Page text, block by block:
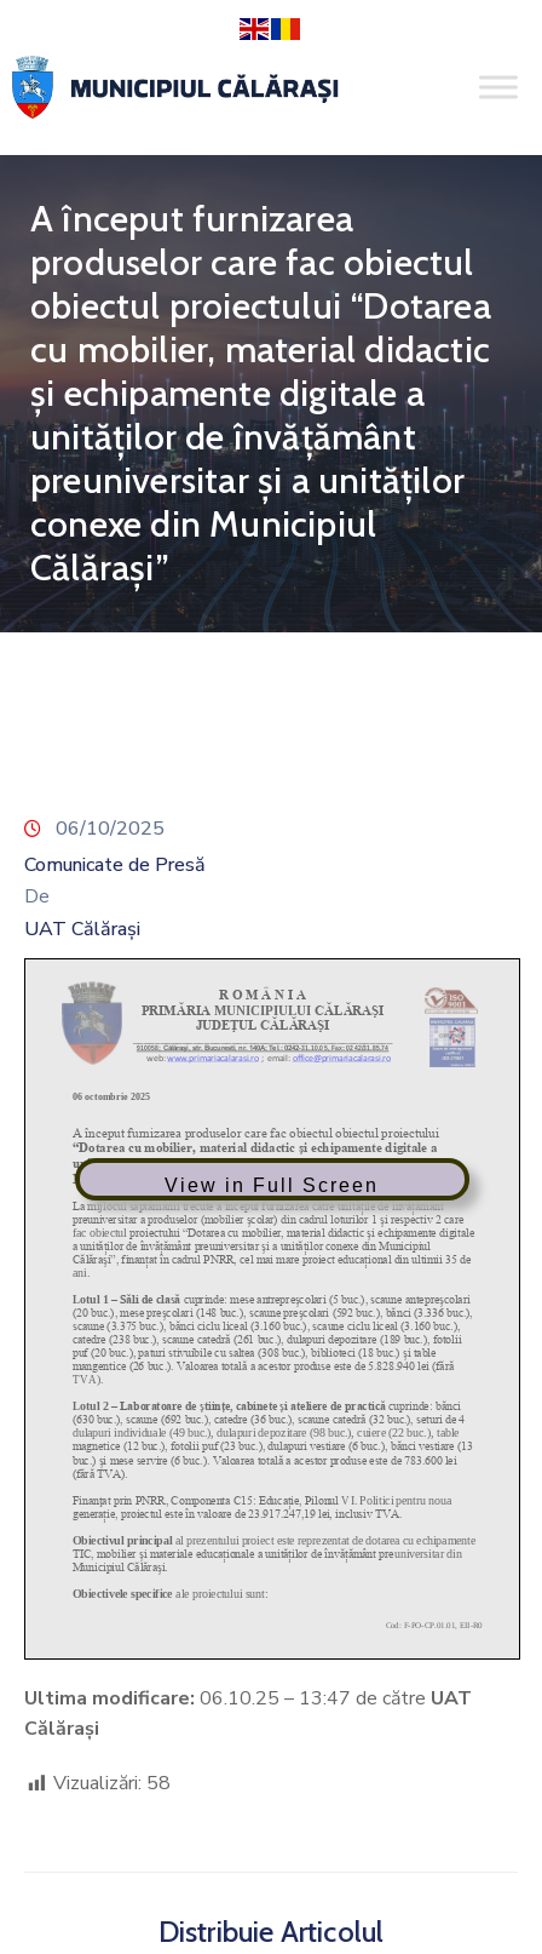
A început furnizarea
produselor care fac obiectul
obiectul proiectului “Dotarea
cu mobilier, material didactic
și echipamente digitale a
unităților de învățământ
preuniversitar și a unităților
conexe din Municipiul
Călărași”
06/10/2025
Comunicate de Presă
De
UAT Călărași
View in Full Screen
Ultima modificare: 06.10.25 – 13:47 de către UAT
Călărași
Vizualizări: 58
Distribuie Articolul